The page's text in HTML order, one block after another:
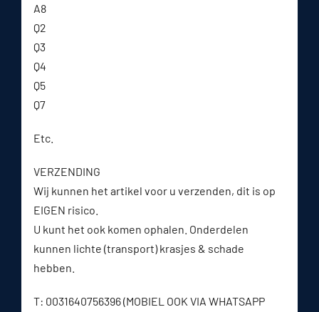
A8
Q2
Q3
Q4
Q5
Q7
Etc.
VERZENDING
Wij kunnen het artikel voor u verzenden, dit is op
EIGEN risico.
U kunt het ook komen ophalen. Onderdelen
kunnen lichte (transport) krasjes & schade
hebben.
T: 0031640756396 (MOBIEL OOK VIA WHATSAPP